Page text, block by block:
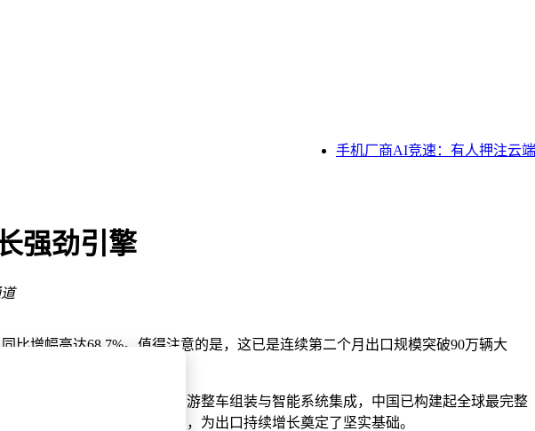
手机厂商AI竞速：有人押注云端
强劲引擎
增幅高达68.7%。值得注意的是，这已是连续第二个月出口规模突破90万辆大
心动力。
电机电控系统研发，再到下游整车组装与智能系统集成，中国已构建起全球最完整
应链应对外部风险的能力，为出口持续增长奠定了坚实基础。